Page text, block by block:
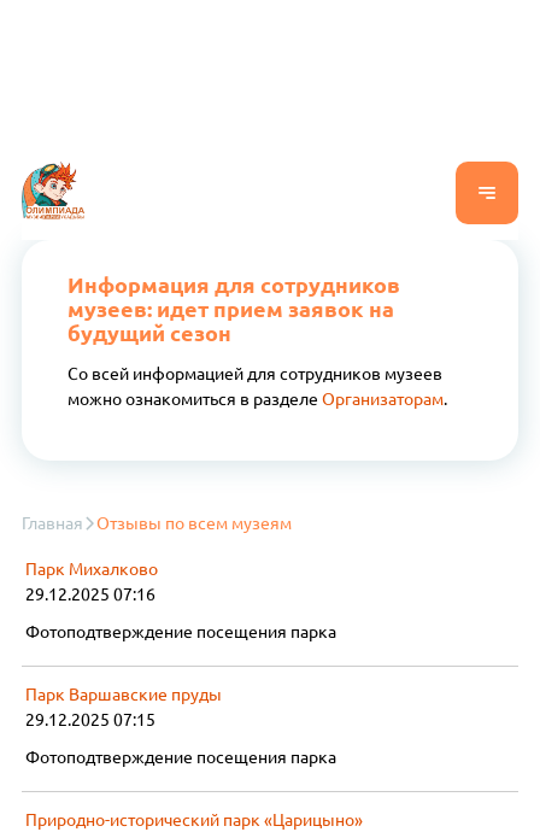
Информация для сотрудников
музеев: идет прием заявок на
будущий сезон
Со всей информацией для сотрудников музеев
можно ознакомиться в разделе Организаторам.
Главная Отзывы по всем музеям
Парк Михалково
29.12.2025 07:16
Фотоподтверждение посещения парка
Парк Варшавские пруды
29.12.2025 07:15
Фотоподтверждение посещения парка
Природно-исторический парк «Царицыно»